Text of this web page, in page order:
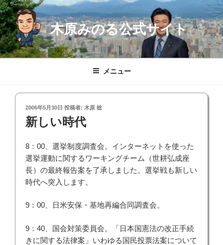
コ
ン
テ
ン
ツ
木原みのる公式サイト
メニュー
投
稿
日:
2006年5月30日 投稿者: 木原 稔
新しい時代
8：00、選挙制度調査会。インターネットを使った
選挙運動に関するワーキングチーム（世耕弘成座
長）の最終報告案を了承しました。選挙戦も新しい
時代へ突入します。
9：00、日米安保・基地再編合同調査会。
9：40、国会対策委員会。「日本国憲法の改正手続
きに関する法律案」いわゆる国民投票法案について